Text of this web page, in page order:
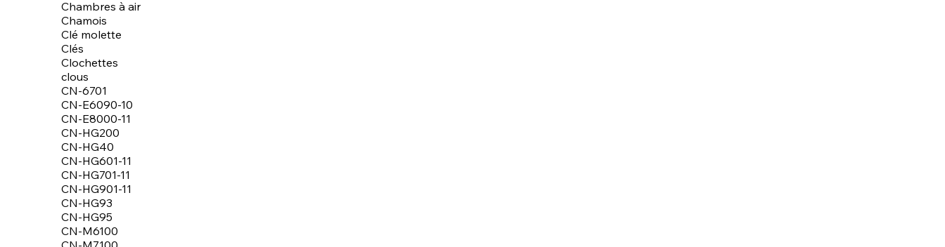
Chambres à air
Chamois
Clé molette
Clés
Clochettes
clous
CN-6701
CN-E6090-10
CN-E8000-11
CN-HG200
CN-HG40
CN-HG601-11
CN-HG701-11
CN-HG901-11
CN-HG93
CN-HG95
CN-M6100